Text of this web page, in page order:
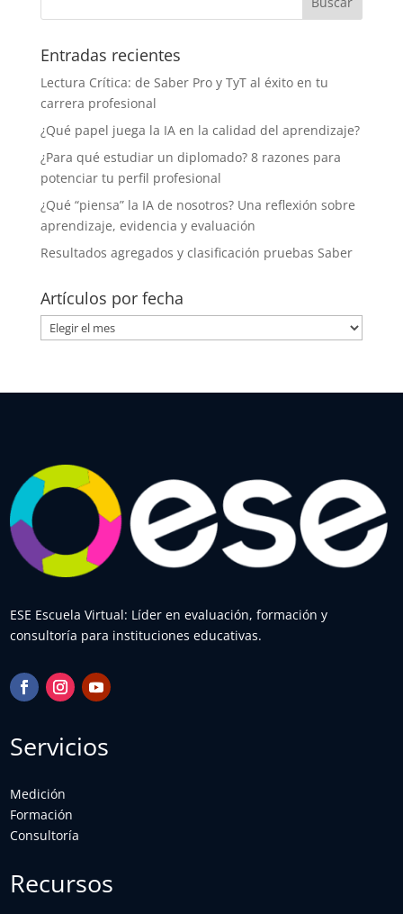
Entradas recientes
Lectura Crítica: de Saber Pro y TyT al éxito en tu
carrera profesional
¿Qué papel juega la IA en la calidad del aprendizaje?
¿Para qué estudiar un diplomado? 8 razones para
potenciar tu perfil profesional
¿Qué “piensa” la IA de nosotros? Una reflexión sobre
aprendizaje, evidencia y evaluación
Resultados agregados y clasificación pruebas Saber
Artículos por fecha
Artículos
por
ESE Escuela Virtual: Líder en evaluación, formación y
consultoría para instituciones educativas.
Servicios
Medición
Formación
Consultoría
Recursos